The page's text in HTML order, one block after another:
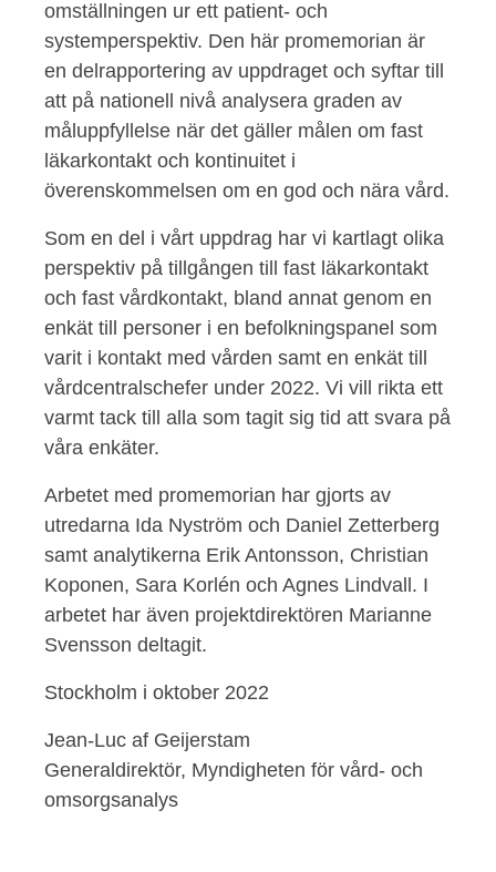
omställningen ur ett patient- och
systemperspektiv. Den här promemorian är
en delrapportering av uppdraget och syftar till
att på nationell nivå analysera graden av
måluppfyllelse när det gäller målen om fast
läkarkontakt och kontinuitet i
överenskommelsen om en god och nära vård.
Som en del i vårt uppdrag har vi kartlagt olika
perspektiv på tillgången till fast läkarkontakt
och fast vårdkontakt, bland annat genom en
enkät till personer i en befolkningspanel som
varit i kontakt med vården samt en enkät till
vårdcentralschefer under 2022. Vi vill rikta ett
varmt tack till alla som tagit sig tid att svara på
våra enkäter.
Arbetet med promemorian har gjorts av
utredarna Ida Nyström och Daniel Zetterberg
samt analytikerna Erik Antonsson, Christian
Koponen, Sara Korlén och Agnes Lindvall. I
arbetet har även projektdirektören Marianne
Svensson deltagit.
Stockholm i oktober 2022
Jean-Luc af Geijerstam
Generaldirektör, Myndigheten för vård- och
omsorgsanalys